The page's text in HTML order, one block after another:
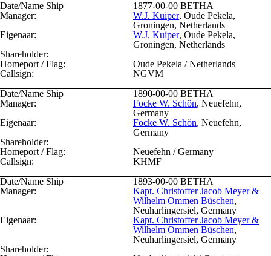
Date/Name Ship
1877-00-00 BETHA
Manager:
W.J. Kuiper, Oude Pekela,
Groningen, Netherlands
Eigenaar:
W.J. Kuiper, Oude Pekela,
Groningen, Netherlands
Shareholder:
Homeport / Flag:
Oude Pekela / Netherlands
Callsign:
NGVM
Date/Name Ship
1890-00-00 BETHA
Manager:
Focke W. Schön, Neuefehn,
Germany
Eigenaar:
Focke W. Schön, Neuefehn,
Germany
Shareholder:
Homeport / Flag:
Neuefehn / Germany
Callsign:
KHMF
Date/Name Ship
1893-00-00 BETHA
Manager:
Kapt. Christoffer Jacob Meyer &
Wilhelm Ommen Büschen,
Neuharlingersiel, Germany
Eigenaar:
Kapt. Christoffer Jacob Meyer &
Wilhelm Ommen Büschen,
Neuharlingersiel, Germany
Shareholder: